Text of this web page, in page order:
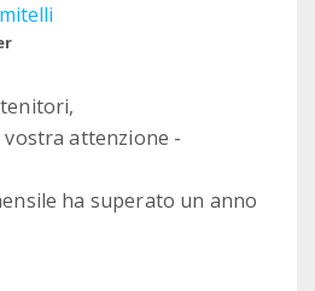
attenzione -
ha superato un anno
con quanto raccolto è stato